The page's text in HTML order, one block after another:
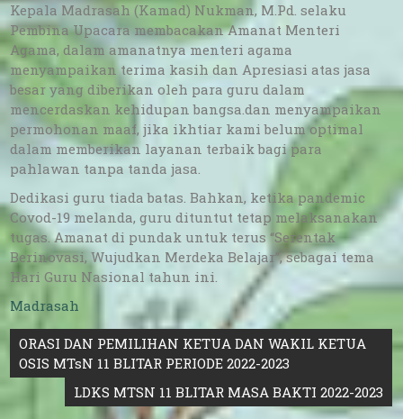
Kepala Madrasah (Kamad) Nukman, M.Pd. selaku
Pembina Upacara membacakan Amanat Menteri
Agama, dalam amanatnya menteri agama
menyampaikan terima kasih dan Apresiasi atas jasa
besar yang diberikan oleh para guru dalam
mencerdaskan kehidupan bangsa.dan menyampaikan
permohonan maaf, jika ikhtiar kami belum optimal
dalam memberikan layanan terbaik bagi para
pahlawan tanpa tanda jasa.
Dedikasi guru tiada batas. Bahkan, ketika pandemic
Covod-19 melanda, guru dituntut tetap melaksanakan
tugas. Amanat di pundak untuk terus “Serentak
Berinovasi, Wujudkan Merdeka Belajar”, sebagai tema
Hari Guru Nasional tahun ini.
Madrasah
Navigasi
pos
ORASI DAN PEMILIHAN KETUA DAN WAKIL KETUA
OSIS MTsN 11 BLITAR PERIODE 2022-2023
LDKS MTSN 11 BLITAR MASA BAKTI 2022-2023